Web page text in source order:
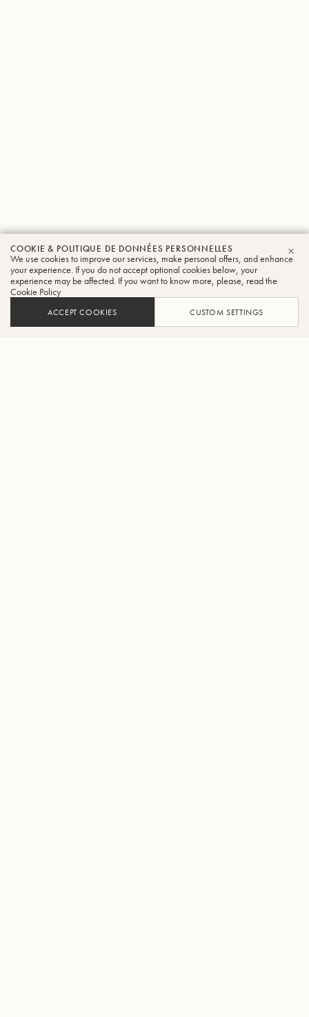
COOKIE & POLITIQUE DE DONNÉES PERSONNELLES
We use cookies to improve our services, make personal offers, and enhance
your experience. If you do not accept optional cookies below, your
experience may be affected. If you want to know more, please, read the
Cookie Policy
ACCEPT COOKIES CUSTOM SETTINGS